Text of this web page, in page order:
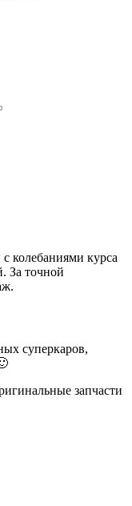
колебаниями курса
За точной
суперкаров,
запчасти